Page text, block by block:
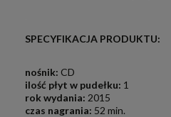
SPECYFIKACJA PRODUKTU:
nośnik: CD
ilość płyt w pudełku: 1
rok wydania: 2015
czas nagrania: 52 min.